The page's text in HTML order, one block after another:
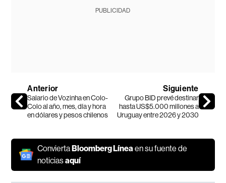
PUBLICIDAD
Anterior
Salario de Vozinha en Colo-
Colo al año, mes, día y hora
en dólares y pesos chilenos
Siguiente
Grupo BID prevé destinar
hasta US$5.000 millones a
Uruguay entre 2026 y 2030
ConviertaBloomberg Línea en su fuente de
noticiasaquí